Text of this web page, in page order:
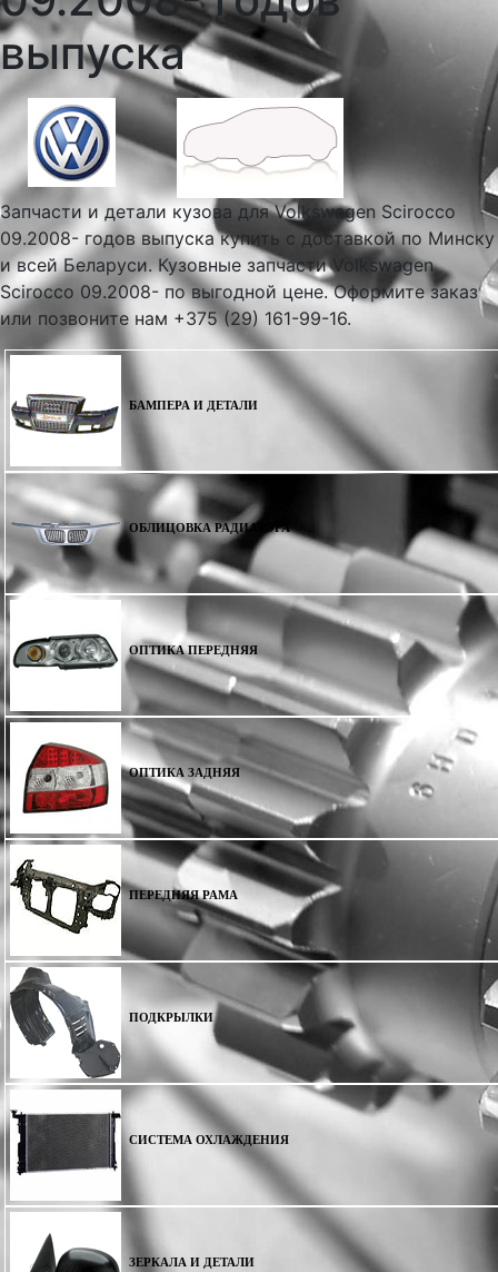
выпуска
Запчасти и детали кузова для Volkswagen Scirocco
09.2008- годов выпуска купить с доставкой по Минску
и всей Беларуси. Кузовные запчасти Volkswagen
Scirocco 09.2008- по выгодной цене. Оформите заказ
или позвоните нам +375 (29) 161-99-16.
БАМПЕРА И ДЕТАЛИ
ОБЛИЦОВКА РАДИАТОРА
ОПТИКА ПЕРЕДНЯЯ
ОПТИКА ЗАДНЯЯ
ПЕРЕДНЯЯ РАМА
ПОДКРЫЛКИ
СИСТЕМА ОХЛАЖДЕНИЯ
ЗЕРКАЛА И ДЕТАЛИ